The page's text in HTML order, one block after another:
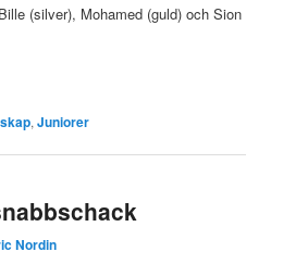
(silver), Mohamed (guld) och Sion
,Juniorer
Nordin